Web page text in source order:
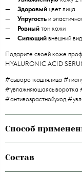
Здоровый цвет лица
Упругость и
Ровный тон кожи
Сияющий внешний вид
Подарите своей коже
HYALURONIC ACID
#сывороткадлялица
#увлажняющаясыворотка
#антивозрастнойуход
Способ
Состав